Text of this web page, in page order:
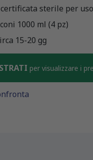
sterile per
1000 ml (4 pz)
15-20 gg
per visualizzare i